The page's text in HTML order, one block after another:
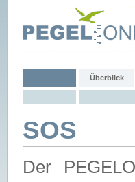
Überblick
SOS
Der